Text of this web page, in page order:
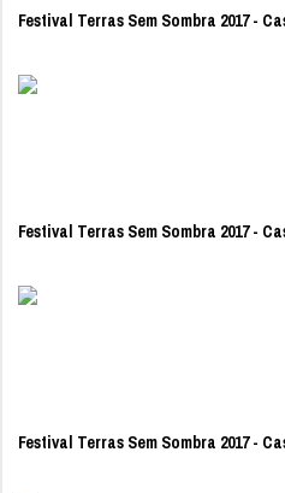
Festival Terras Sem Sombra 2017 -
Festival Terras Sem Sombra 2017 -
Festival Terras Sem Sombra 2017 -